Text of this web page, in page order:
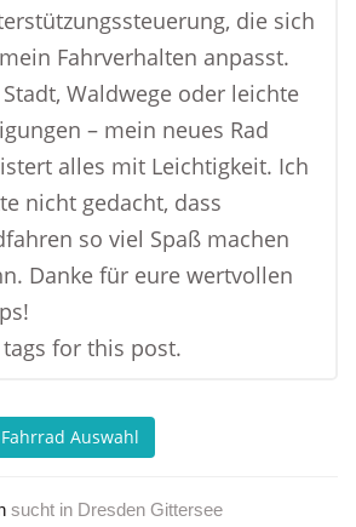
die sich
Fahrverhalten anpasst.
Waldwege oder leichte
– mein neues Rad
alles mit Leichtigkeit. Ich
nicht gedacht, dass
so viel Spaß machen
Danke für eure wertvollen
for this post.
Auswahl
sucht in Dresden Gittersee